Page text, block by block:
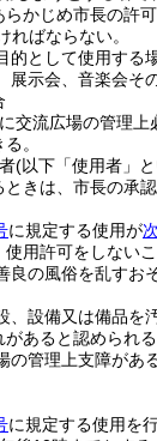
かじめ市長の許可
ればならない。
的として使用する
展示会、音楽会そ
交流広場の管理上
。
(以下「使用者」
きは、市長の承
に規定する使用が
用許可をしないこ
良の風俗を乱すお
、設備又は備品を
あると認められる
の管理上支障があ
に規定する使用を